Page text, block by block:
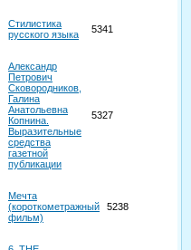
Стилистика
русского языка
5341
Александр
Петрович
Сковородников,
Галина
Анатольевна
Копнина.
Выразительные
средства
газетной
публикации
5327
Мечта
(короткометражный
фильм)
5238